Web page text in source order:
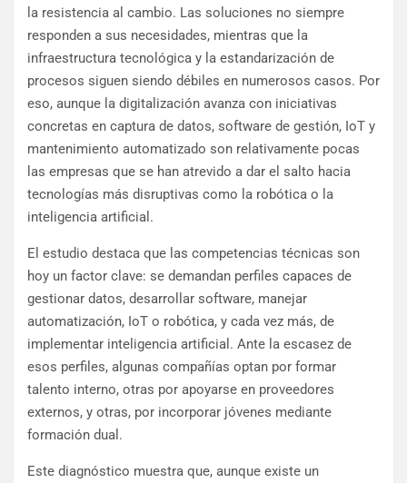
la resistencia al cambio. Las soluciones no siempre
responden a sus necesidades, mientras que la
infraestructura tecnológica y la estandarización de
procesos siguen siendo débiles en numerosos casos. Por
eso, aunque la digitalización avanza con iniciativas
concretas en captura de datos, software de gestión, IoT y
mantenimiento automatizado son relativamente pocas
las empresas que se han atrevido a dar el salto hacia
tecnologías más disruptivas como la robótica o la
inteligencia artificial.
El estudio destaca que las competencias técnicas son
hoy un factor clave: se demandan perfiles capaces de
gestionar datos, desarrollar software, manejar
automatización, IoT o robótica, y cada vez más, de
implementar inteligencia artificial. Ante la escasez de
esos perfiles, algunas compañías optan por formar
talento interno, otras por apoyarse en proveedores
externos, y otras, por incorporar jóvenes mediante
formación dual.
Este diagnóstico muestra que, aunque existe un